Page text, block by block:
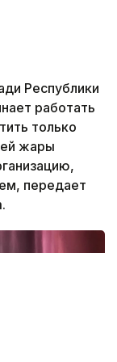
Республики
работать
только
жары
передает